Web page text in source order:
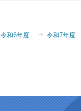
令和6年度 令和7年度